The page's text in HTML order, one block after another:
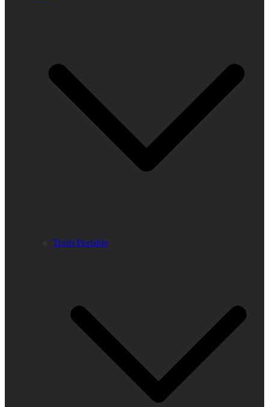
Toilet Portable